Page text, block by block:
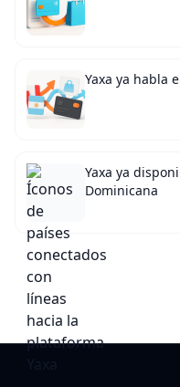
Yaxa ya habla
Yaxa ya
Dominicana